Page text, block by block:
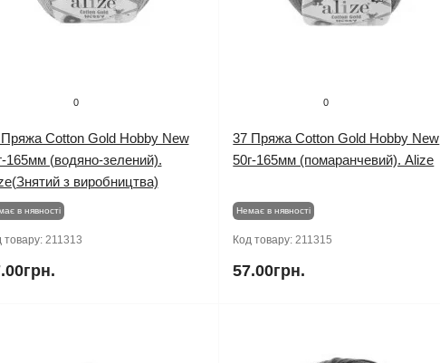
0
Cotton Gold Hobby New
165мм (водяно-зелений).
з виробництва)
в нявності
товару: 211313
0
37 Пряжа Cotton Gold Hobby New
50г-165мм (помаранчевий). Alize
Немає в нявності
Код товару:211315
57.00грн.